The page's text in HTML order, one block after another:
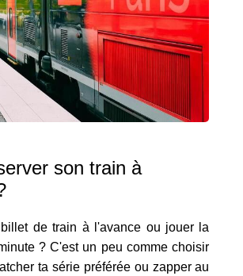
son train à
de train à l'avance ou jouer la
? C'est un peu comme choisir
ta série préférée ou zapper au